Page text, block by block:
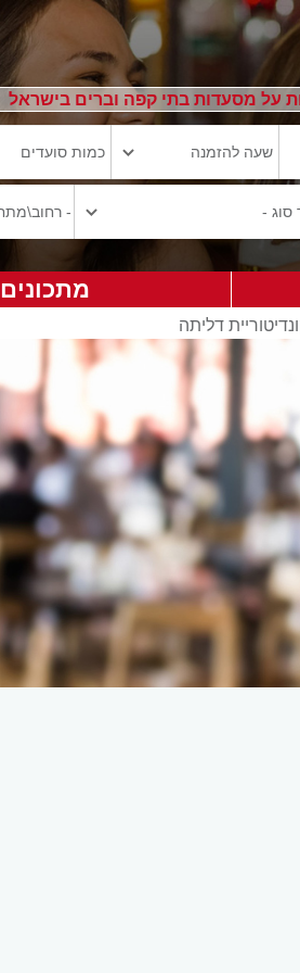
על מסעדות בתי קפה וברים בישראל
מתכונים
דליתה